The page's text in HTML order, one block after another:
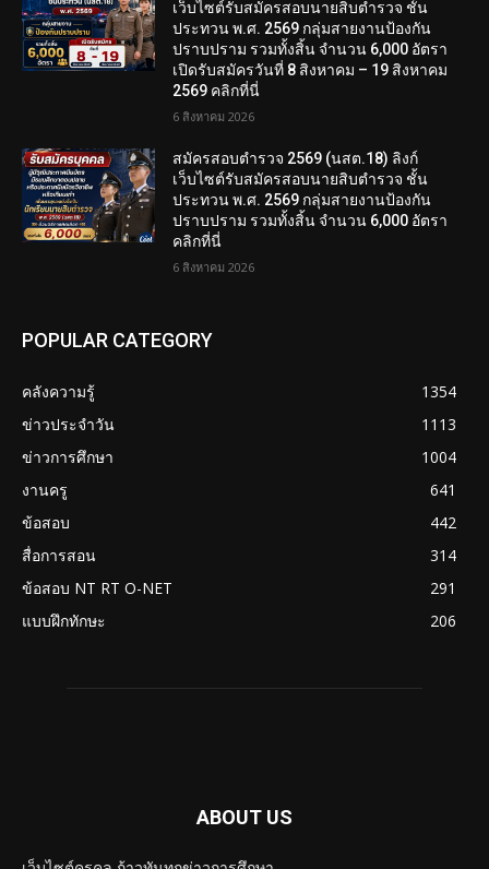
เว็บไซต์รับสมัครสอบนายสิบตำรวจ ชั้น
ประทวน พ.ศ. 2569 กลุ่มสายงานป้องกัน
ปราบปราม รวมทั้งสิ้น จำนวน 6,000 อัตรา
เปิดรับสมัครวันที่ 8 สิงหาคม – 19 สิงหาคม
2569 คลิกที่นี่
6 สิงหาคม 2026
สมัครสอบตํารวจ 2569 (นสต.18) ลิงก์
เว็บไซต์รับสมัครสอบนายสิบตำรวจ ชั้น
ประทวน พ.ศ. 2569 กลุ่มสายงานป้องกัน
ปราบปราม รวมทั้งสิ้น จำนวน 6,000 อัตรา
คลิกที่นี่
6 สิงหาคม 2026
POPULAR CATEGORY
คลังความรู้
1354
ข่าวประจำวัน
1113
ข่าวการศึกษา
1004
งานครู
641
ข้อสอบ
442
สื่อการสอน
314
ข้อสอบ NT RT O-NET
291
แบบฝึกทักษะ
206
ABOUT US